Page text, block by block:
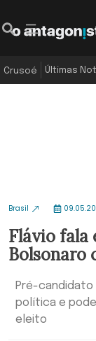
Crusoé Últimas
Brasil
Flávio fala
Bolsonaro
Pré-candidato
política e
eleito